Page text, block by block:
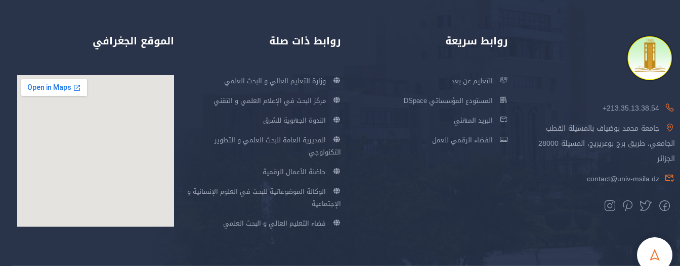
213.35.13.38.54+
جامعة محمد بوضياف بالمسيلة القطب
الجامعي، طريق برج بوعريريج، المسيلة 28000
الجزائر
contact@univ-msila.dz
روابط سريعة
التعليم عن بعد
المستودع المؤسساتي DSpace
البريد المهني
الفضاء الرقمي للعمل
روابط ذات صلة
وزارة التعليم العالي و البحث العلمي
مركز البحث في الإعلام العلمي و التقني
الندوة الجهوية للشرق
المديرية العامة للبحث العلمي و التطوير
التكنولوجي
حاضنة الأعمال الرقمية
الوكالة الموضوعاتية للبحث في العلوم الإنسانية و
الإجتماعية
فضاء التعليم العالي و البحث العلمي
الموقع الجغرافي